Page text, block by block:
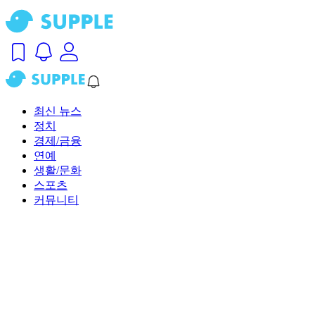
최신 뉴스
정치
경제/금융
연예
생활/문화
스포츠
커뮤니티